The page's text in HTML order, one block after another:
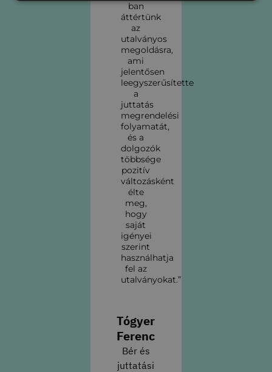
ban
áttértünk
az
utalványos
megoldásra,
ami
jelentősen
leegyszerűsítette
a
juttatás
megrendelési
folyamatát,
és a
dolgozók
többsége
pozitív
változásként
élte
meg,
hogy
saját
igényei
szerint
használhatja
fel az
utalványokat.”
Tógyer
Ferenc
Bér és
juttatási